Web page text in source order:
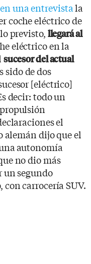
una entrevistala
coche eléctrico de
previsto, llegará al
eléctrico en la
sucesor del actual
sido de dos
[eléctrico]
decir: todo un
el
alemán dijo que el
autonomía
no dio más
un segundo
carrocería SUV.